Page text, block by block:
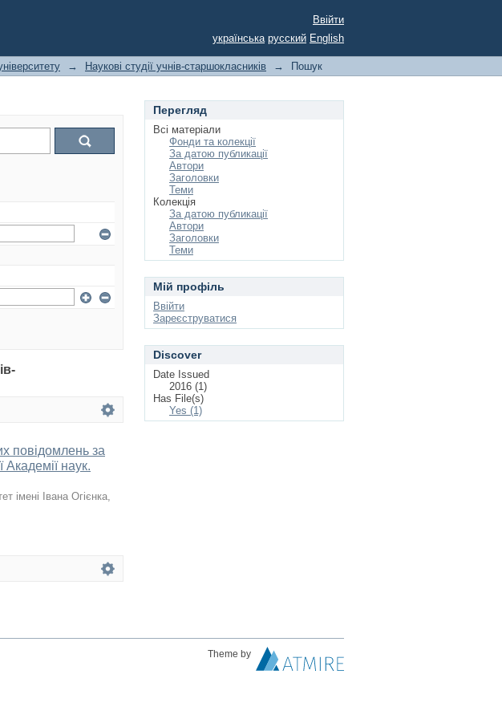
Ввійти
українська русский English
→ Наукові студії учнів-старшокласників → Пошук
повідомлень за
Академії наук.
імені Івана Огієнка,
Перегляд
Всі матеріали
Фонди та колекції
За датою публикації
Автори
Заголовки
Теми
Колекція
За датою публикації
Автори
Заголовки
Теми
Мій профіль
Ввійти
Зареєструватися
Discover
Date Issued
2016 (1)
Has File(s)
Yes (1)
Theme by